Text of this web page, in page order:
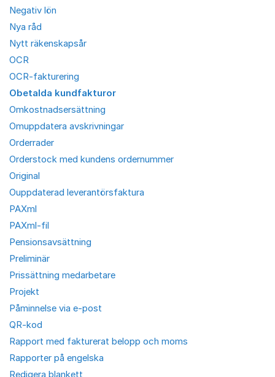
Negativ lön
Nya råd
Nytt räkenskapsår
OCR
OCR-fakturering
Obetalda kundfakturor
Omkostnadsersättning
Omuppdatera avskrivningar
Orderrader
Orderstock med kundens ordernummer
Original
Ouppdaterad leverantörsfaktura
PAXml
PAXml-fil
Pensionsavsättning
Preliminär
Prissättning medarbetare
Projekt
Påminnelse via e-post
QR-kod
Rapport med fakturerat belopp och moms
Rapporter på engelska
Redigera blankett